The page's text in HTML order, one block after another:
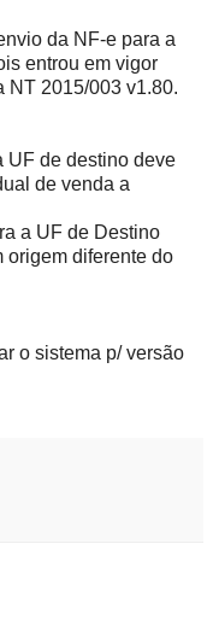
da NF-e para a
entrou em vigor
NT 2015/003 v1.80.
UF de destino deve
de venda a
a UF de Destino
origem diferente do
o sistema p/ versão